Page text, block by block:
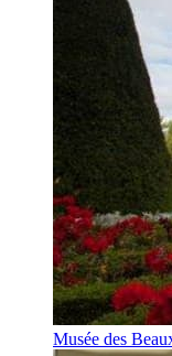
Musée des